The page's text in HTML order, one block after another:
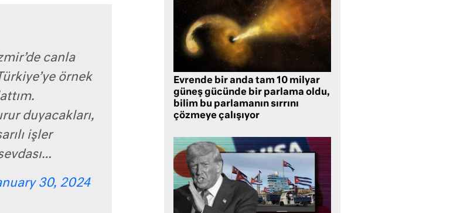
canla
örnek
duyacakları,
işler
30, 2024
Evrende bir anda tam 10 milyar
güneş gücünde bir parlama oldu,
bilim bu parlamanın sırrını
çözmeye çalışıyor